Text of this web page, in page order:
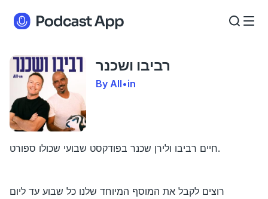
רביבו ושכנר
By All•in
חיים רביבו ולירן שכנר בפודקסט שבועי שכולו ספורט.
רוצים לקבל את המוסף המיוחד שלנו כל שבוע עד ליום